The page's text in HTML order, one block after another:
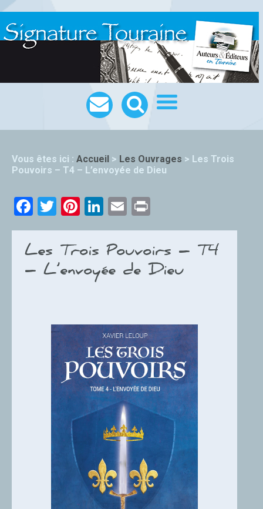
Vous êtes ici : Accueil > Les Ouvrages > Les Trois
Pouvoirs – T4 – L’envoyée de Dieu
Facebook
TwitterPinterest
LinkedIn
Email
Les Trois Pouvoirs – T4
– L’envoyée de Dieu